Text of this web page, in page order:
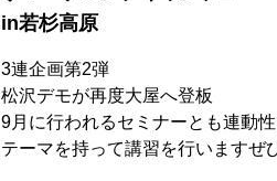
in若杉高原
3連企画第2弾
松沢デモが再度大屋へ登板
9月に行われるセミナーとも連動
テーマを持って講習を行いますぜ